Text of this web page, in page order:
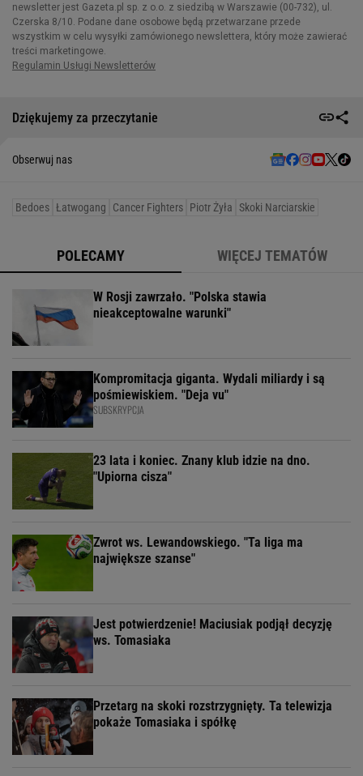
Dziękujemy za przeczytanie
Obserwuj nas
Bedoes Łatwogang Cancer Fighters Piotr Żyła Skoki Narciarskie
POLECAMY WIĘCEJ TEMATÓW
W Rosji zawrzało. "Polska stawia
nieakceptowalne warunki"
Kompromitacja giganta. Wydali miliardy i są
pośmiewiskiem. "Deja vu"
SUBSKRYPCJA
23 lata i koniec. Znany klub idzie na dno.
"Upiorna cisza"
Zwrot ws. Lewandowskiego. "Ta liga ma
największe szanse"
Jest potwierdzenie! Maciusiak podjął decyzję
ws. Tomasiaka
Przetarg na skoki rozstrzygnięty. Ta telewizja
pokaże Tomasiaka i spółkę